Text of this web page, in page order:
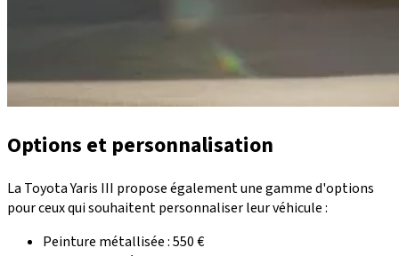
Options et personnalisation
La Toyota Yaris III propose également une gamme d'options
pour ceux qui souhaitent personnaliser leur véhicule :
Peinture métallisée : 550 €